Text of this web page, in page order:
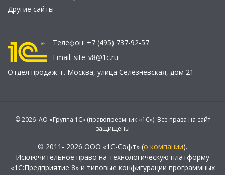
Другие сайты
Телефон: +7 (495) 737-92-57
Email: site_v8@1c.ru
Отдел продаж: г. Москва, улица Селезнёвская, дом 21
© 2026 АО «Группа 1С» (правопреемник «1С»). Все права на сайт
защищены
© 2011- 2026 ООО «1С-Софт» (о компании).
Исключительное право на технологическую платформу
«1С:Предприятие 8» и типовые конфигурации программных